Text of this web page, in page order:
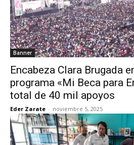
Banner
Encabeza Clara Brugada
programa «Mi Beca para
total de 40 mil apoyos
Eder Zarate - noviembre 5, 2025